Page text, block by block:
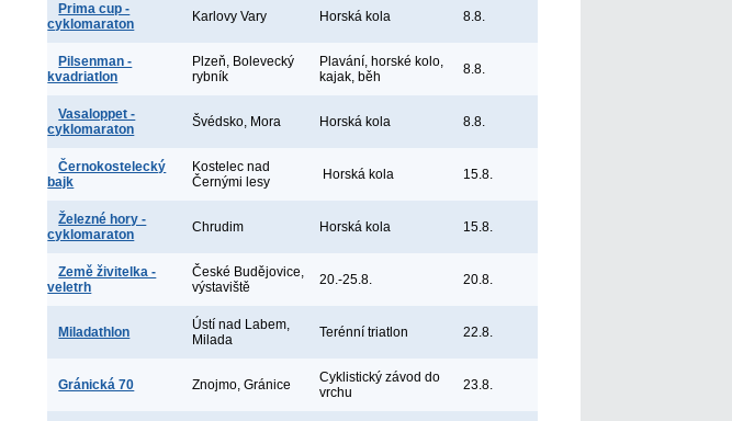
Prima cup -
cyklomaraton
Karlovy Vary Horská kola 8.8.
Pilsenman -
kvadriatlon
Plzeň, Bolevecký
rybník
Plavání, horské kolo,
kajak, běh
8.8.
Vasaloppet -
cyklomaraton
Švédsko, Mora Horská kola 8.8.
Černokostelecký
bajk
Kostelec nad
Černými lesy
Horská kola 15.8.
Železné hory -
cyklomaraton
Chrudim Horská kola 15.8.
Země živitelka -
veletrh
České Budějovice,
výstaviště
20.-25.8. 20.8.
Miladathlon
Ústí nad Labem,
Milada
Terénní triatlon 22.8.
Gránická 70 Znojmo, Gránice
Cyklistický závod do
vrchu
23.8.